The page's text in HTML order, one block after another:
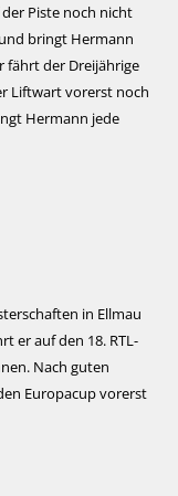
Piste noch nicht
bringt Hermann
fährt der Dreijährige
Liftwart vorerst noch
Hermann jede
in Ellmau
er auf den 18. RTL-
Nach guten
Europacup vorerst